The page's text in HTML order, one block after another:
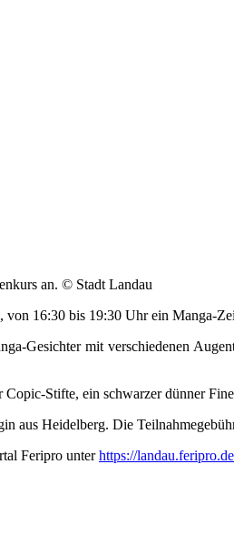
an. © Stadt Landau
16:30 bis 19:30 Uhr ein Manga-
Gesichter mit verschiedenen
Stifte, ein schwarzer dünner
aus Heidelberg. Die
Feripro unterhttps://